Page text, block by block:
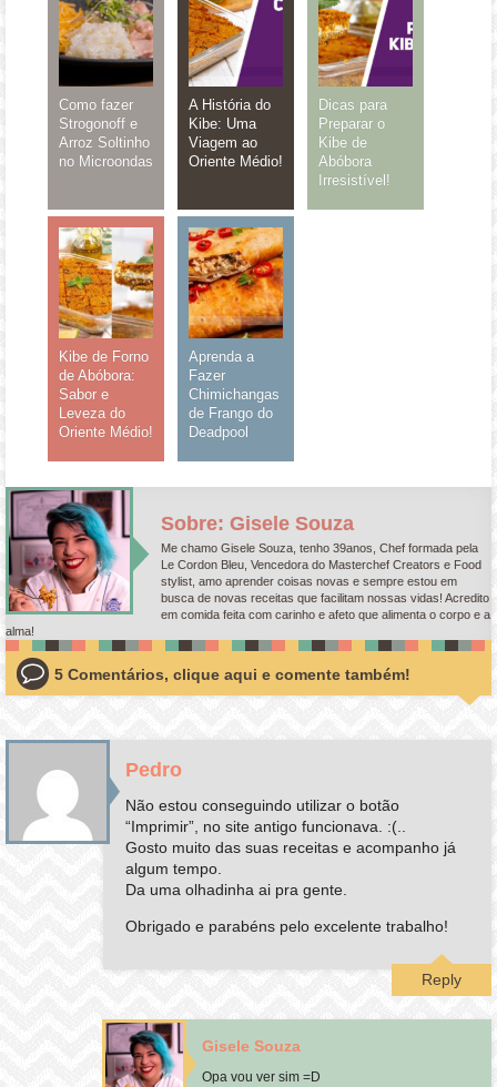
Como fazer
Strogonoff e
Arroz Soltinho
no Microondas
A História do
Kibe: Uma
Viagem ao
Oriente Médio!
Dicas para
Preparar o
Kibe de
Abóbora
Irresistível!
Kibe de Forno
de Abóbora:
Sabor e
Leveza do
Oriente Médio!
Aprenda a
Fazer
Chimichangas
de Frango do
Deadpool
Sobre: Gisele Souza
Me chamo Gisele Souza, tenho 39anos, Chef formada pela
Le Cordon Bleu, Vencedora do Masterchef Creators e Food
stylist, amo aprender coisas novas e sempre estou em
busca de novas receitas que facilitam nossas vidas! Acredito
em comida feita com carinho e afeto que alimenta o corpo e a
alma!
5 Comentários, clique aqui e comente também!
Pedro
Não estou conseguindo utilizar o botão
“Imprimir”, no site antigo funcionava. :(..
Gosto muito das suas receitas e acompanho já
algum tempo.
Da uma olhadinha ai pra gente.
Obrigado e parabéns pelo excelente trabalho!
Reply
Gisele Souza
Opa vou ver sim =D